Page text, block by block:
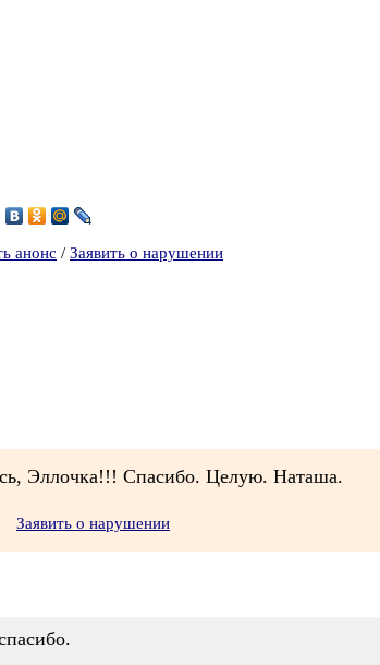
анонс / Заявить о нарушении
Эллочка!!! Спасибо. Целую. Наташа.
Заявить о нарушении